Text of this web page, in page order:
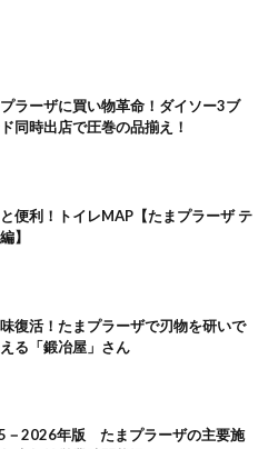
ラーザに買い物革命！ダイソー3ブ
同時出店で圧巻の品揃え！
便利！トイレMAP【たまプラーザ テ
】
復活！たまプラーザで刃物を研いで
る「鍛冶屋」さん
－2026年版 たまプラーザの主要施